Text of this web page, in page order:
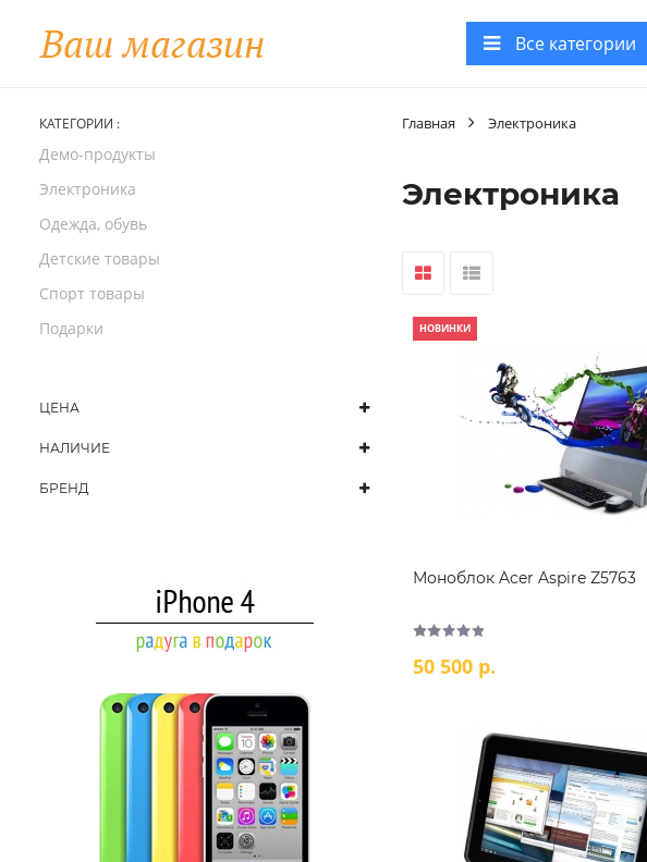
Все категории
КАТЕГОРИИ :
Демо-продукты
Электроника
Одежда, обувь
Детские товары
Спорт товары
Подарки
ЦЕНА
НАЛИЧИЕ
БРЕНД
Главная Электроника
Электроника
НОВИНКИ
Моноблок Acer Aspire Z5763
50 500 р.